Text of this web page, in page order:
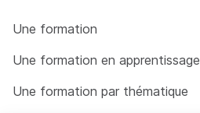
Une formation
Une formation en apprentissage
Une formation par thématique